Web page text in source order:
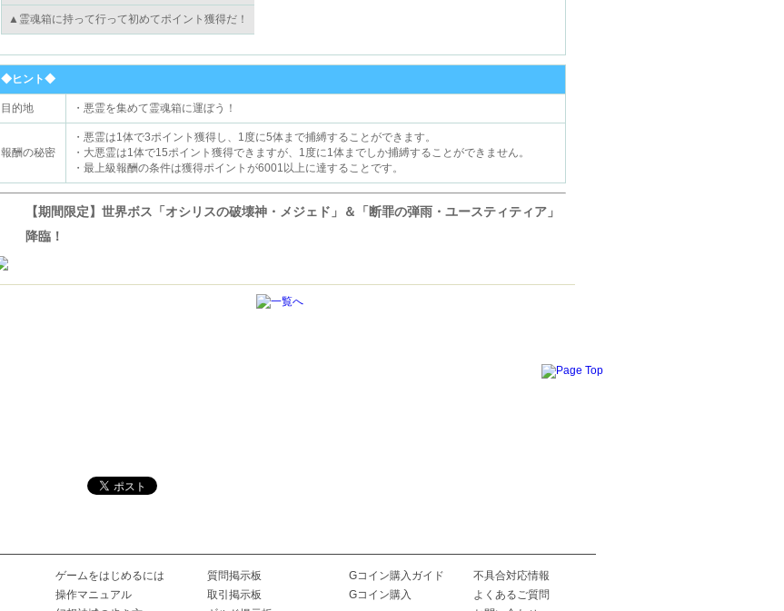
▲霊魂箱に持って行って初めてポイント獲得だ！
◆ヒント◆
目的地 ・悪霊を集めて霊魂箱に運ぼう！
報酬の秘密
・悪霊は1体で3ポイント獲得し、1度に5体まで捕縛することができます。
・大悪霊は1体で15ポイント獲得できますが、1度に1体までしか捕縛することができません。
・最上級報酬の条件は獲得ポイントが6001以上に達することです。
【期間限定】世界ボス「オシリスの破壊神・メジェド」＆「断罪の弾雨・ユースティティア」
降臨！
ゲームをはじめるには
操作マニュアル
質問掲示板
取引掲示板
Gコイン購入ガイド
Gコイン購入
不具合対応情報
よくあるご質問